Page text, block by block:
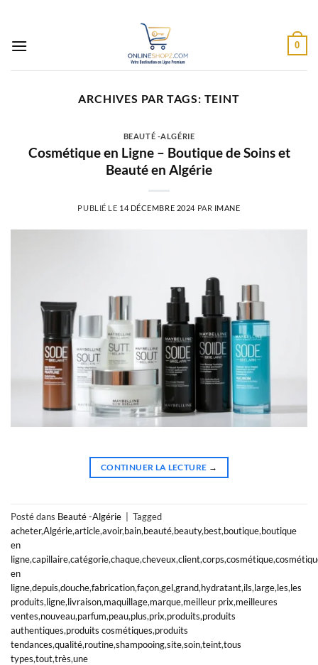
contenu
0
ARCHIVES PAR TAGS: TEINT
BEAUTÉ -ALGÉRIE
Cosmétique en Ligne – Boutique de Soins et
Beauté en Algérie
PUBLIÉ LE 14 DÉCEMBRE 2024 PAR IMANE
CONTINUER LA LECTURE →
Posté dans Beauté -Algérie
Tagged
acheter,Algérie,article,avoir,bain,beauté,beauty,best,boutique,boutique
en
ligne,capillaire,catégorie,chaque,cheveux,client,corps,cosmétique,
en
ligne,depuis,douche,fabrication,façon,gel,grand,hydratant,ils,large,les,les
produits,ligne,livraison,maquillage,marque,meilleur prix,meilleures
ventes,nouveau,parfum,peau,plus,prix,produits,produits
authentiques,produits cosmétiques,produits
tendances,qualité,routine,shampooing,site,soin,teint,tous
types,tout,très,une